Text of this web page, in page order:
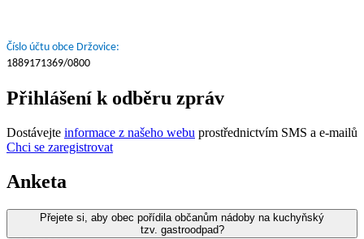
Číslo účtu obce Držovice:
1889171369/0800
Přihlášení k odběru zpráv
Dostávejte informace z našeho webu prostřednictvím SMS a e-mailů
Chci se zaregistrovat
Anketa
Přejete si, aby obec pořídila občanům nádoby na kuchyňský
tzv. gastroodpad?